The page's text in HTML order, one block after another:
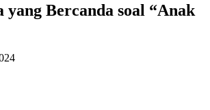
Bercanda soal “Anak